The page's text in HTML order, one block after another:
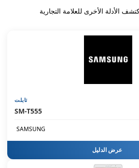
تابلت
SM-T555
SAMSUNG
عرض الدليل